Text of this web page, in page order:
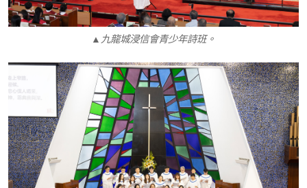
▲九龍城浸信會青少年詩班。